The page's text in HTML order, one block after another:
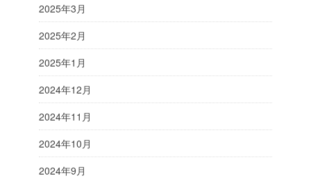
2025年3月
2025年2月
2025年1月
2024年12月
2024年11月
2024年10月
2024年9月